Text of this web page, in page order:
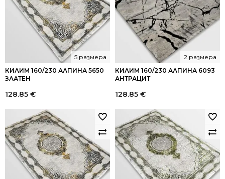
КИЛИМ 160/230 АЛПИНА 5650
ЗЛАТЕН
5 размера
128.85 €
КИЛИМ 160/230 АЛПИНА 6093
АНТРАЦИТ
2 размера
128.85 €